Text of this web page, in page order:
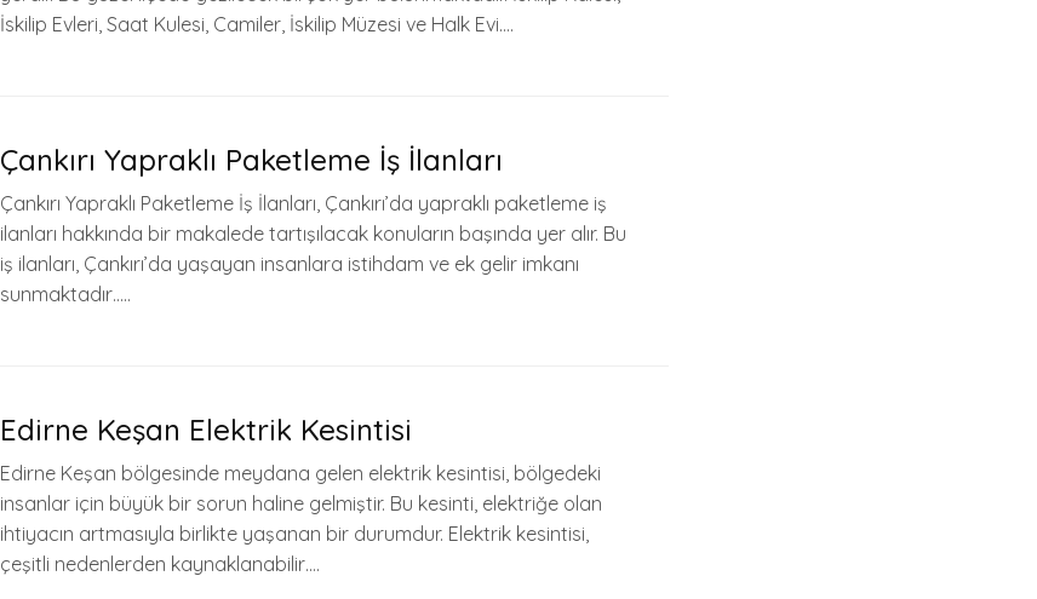
İskilip Evleri, Saat Kulesi, Camiler, İskilip Müzesi ve Halk Evi….
Çankırı Yapraklı Paketleme İş İlanları
Çankırı Yapraklı Paketleme İş İlanları, Çankırı’da yapraklı paketleme iş
ilanları hakkında bir makalede tartışılacak konuların başında yer alır. Bu
iş ilanları, Çankırı’da yaşayan insanlara istihdam ve ek gelir imkanı
sunmaktadır…..
Edirne Keşan Elektrik Kesintisi
Edirne Keşan bölgesinde meydana gelen elektrik kesintisi, bölgedeki
insanlar için büyük bir sorun haline gelmiştir. Bu kesinti, elektriğe olan
ihtiyacın artmasıyla birlikte yaşanan bir durumdur. Elektrik kesintisi,
çeşitli nedenlerden kaynaklanabilir….